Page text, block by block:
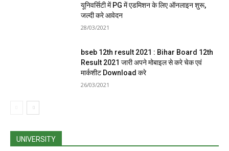
यूनिवर्सिटी में PG में एडमिशन के लिए ऑनलाइन शुरू,
जल्दी करे आवेदन
28/03/2021
bseb 12th result 2021 : Bihar Board 12th
Result 2021 जारी अपने मोबाइल से करे चेक एवं
मार्कशीट Download करे
26/03/2021
UNIVERSITY